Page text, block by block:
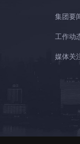
集团要
工作动
媒体关